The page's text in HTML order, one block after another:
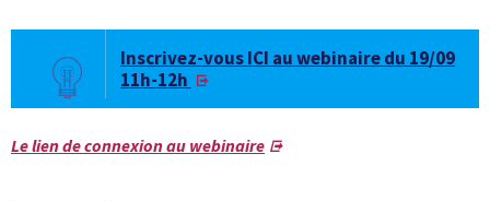
Inscrivez-vous ICI au webinaire du 19/09
11h-12h
Le lien de connexion au webinaire